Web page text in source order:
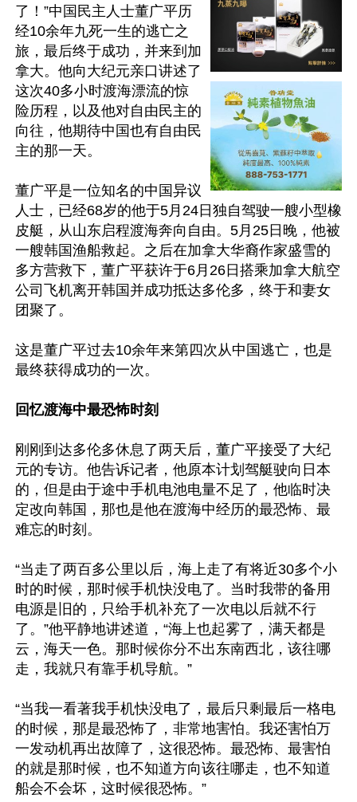
了！”中国民主人士董广平历
经10余年九死一生的逃亡之
旅，最后终于成功，并来到加
拿大。他向大纪元亲口讲述了
这次40多小时渡海漂流的惊
险历程，以及他对自由民主的
向往，他期待中国也有自由民
主的那一天。
董广平是一位知名的中国异议
人士，已经68岁的他于5月24日独自驾驶一艘小型橡
皮艇，从山东启程渡海奔向自由。5月25日晚，他被
一艘韩国渔船救起。之后在加拿大华裔作家盛雪的
多方营救下，董广平获许于6月26日搭乘加拿大航空
公司飞机离开韩国并成功抵达多伦多，终于和妻女
团聚了。
这是董广平过去10余年来第四次从中国逃亡，也是
最终获得成功的一次。
回忆渡海中最恐怖时刻
刚刚到达多伦多休息了两天后，董广平接受了大纪
元的专访。他告诉记者，他原本计划驾艇驶向日本
的，但是由于途中手机电池电量不足了，他临时决
定改向韩国，那也是他在渡海中经历的最恐怖、最
难忘的时刻。
“当走了两百多公里以后，海上走了有将近30多个小
时的时候，那时候手机快没电了。当时我带的备用
电源是旧的，只给手机补充了一次电以后就不行
了。”他平静地讲述道，“海上也起雾了，满天都是
云，海天一色。那时候你分不出东南西北，该往哪
走，我就只有靠手机导航。”
“当我一看著我手机快没电了，最后只剩最后一格电
的时候，那是最恐怖了，非常地害怕。我还害怕万
一发动机再出故障了，这很恐怖。最恐怖、最害怕
的就是那时候，也不知道方向该往哪走，也不知道
船会不会坏，这时候很恐怖。”